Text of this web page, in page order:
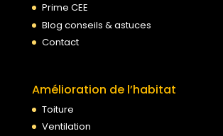
Prime CEE
Blog conseils & astuces
Contact
Amélioration de l’habitat
Toiture
Ventilation